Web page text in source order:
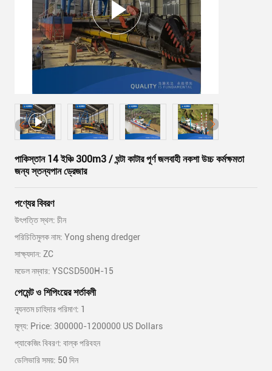
পাকিস্তান 14 ইঞ্চি 300m3 / ঘন্টা কাটার পূর্ণ জলবাহী নকশা উচ্চ কর্মক্ষমতা
জন্য স্তন্যপান ড্রেজার
পণ্যের বিবরণ
উৎপত্তি স্থল: চীন
পরিচিতিমুলক নাম: Yong sheng dredger
সাক্ষ্যদান: ZC
মডেল নম্বার: YSCSD500H-15
পেমেন্ট ও শিপিংয়ের শর্তাবলী
ন্যূনতম চাহিদার পরিমাণ: 1
মূল্য: Price: 300000-1200000 US Dollars
প্যাকেজিং বিবরণ: বাল্ক পরিবহন
ডেলিভারি সময়: 50 দিন